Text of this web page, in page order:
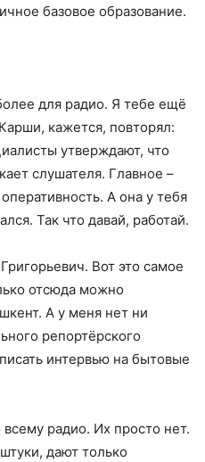
базовое образование.
для радио. Я тебе ещё
кажется, повторял:
утверждают, что
слушателя. Главное –
А она у тебя
Так что давай, работай.
Вот это самое
отсюда можно
А у меня нет ни
репортёрского
интервью на бытовые
радио. Их просто нет.
дают только